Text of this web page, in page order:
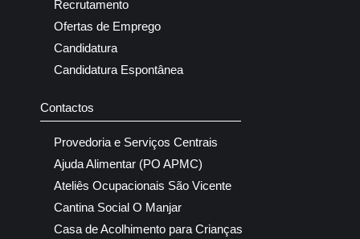
Recrutamento
Ofertas de Emprego
Candidatura
Candidatura Espontânea
Contactos
Provedoria e Serviços Centrais
Ajuda Alimentar (PO APMC)
Ateliês Ocupacionais São Vicente
Cantina Social O Manjar
Casa de Acolhimento para Crianças